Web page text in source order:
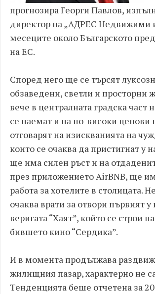
прогнозира Георги Павлов,
директор на „АДРЕС Недвижими
месеците около Българското
на ЕС.
Според него ще се търсят
обзаведени, светли и просторни
вече в централната градска част
се наемат и на по-високи ценови
отговарят на изискванията на
които се очаква да пристигнат у
ще има силен ръст и на
през приложението AirBNB, ще
работа за хотелите в столицата.
очаква врати за отвори първият у
веригата “Хаят”, който се строи
бившето кино “Сердика”.
И в момента продължава
жилищния пазар, характерно не
Тенденцията беше отчетена за